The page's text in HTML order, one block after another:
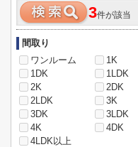
3件が該当
間取り
ワンルーム
1K
1DK
1LDK
2K
2DK
2LDK
3K
3DK
3LDK
4K
4DK
4LDK以上